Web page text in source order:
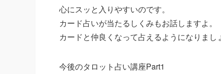
心にスッと入りやすいのです。
カード占いが当たるしくみもお話しますよ。
カードと仲良くなって占えるようになりまし
今後のタロット占い講座Part1